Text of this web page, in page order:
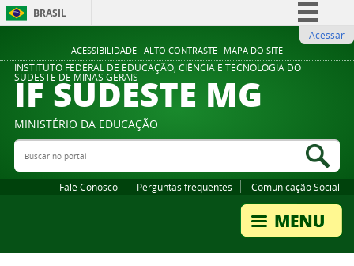
ACESSIBILIDADE ALTO CONTRASTE MAPA DO SITE
BRASIL
Comunica BR
Participe
Legislação
Acessar
INSTITUTO FEDERAL DE EDUCAÇÃO, CIÊNCIA E TECNOLOGIA DO
SUDESTE DE MINAS GERAIS
IF SUDESTE MG
MINISTÉRIO DA EDUCAÇÃO
Buscar no portal
Fale Conosco Perguntas frequentes Comunicação Social